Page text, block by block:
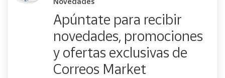
Apúntate para recibir
novedades, promociones
y ofertas exclusivas de
Correos Market